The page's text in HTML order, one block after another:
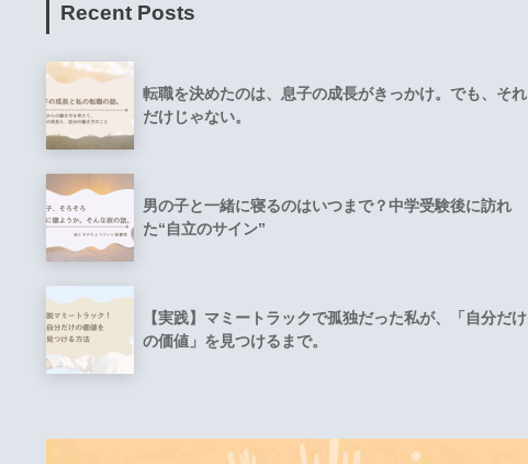
Recent Posts
転職を決めたのは、息子の成長がきっかけ。でも、それ
だけじゃない。
男の子と一緒に寝るのはいつまで？中学受験後に訪れ
た“自立のサイン”
【実践】マミートラックで孤独だった私が、「自分だけ
の価値」を見つけるまで。